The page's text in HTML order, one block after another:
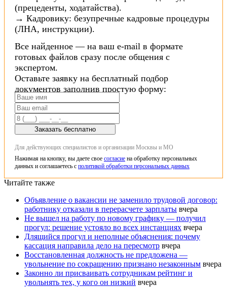
(прецеденты, ходатайства).
→ Кадровику: безупречные кадровые процедуры
(ЛНА, инструкции).
Все найденное — на ваш e-mail в формате
готовых файлов сразу после общения с
экспертом.
Оставьте заявку на бесплатный подбор
документов заполнив простую форму:
Заказать бесплатно
Для действующих специалистов и организации Москвы и МО
Нажимая на кнопку, вы даете свое согласие на обработку персональных
данных и соглашаетесь с политикой обработки персональных данных
Читайте также
Объявление о вакансии не заменило трудовой договор:
работнику отказали в перерасчете зарплаты вчера
Не вышел на работу по новому графику — получил
прогул: решение устояло во всех инстанциях вчера
Длящийся прогул и неполные объяснения: почему
кассация направила дело на пересмотр вчера
Восстановленная должность не предложена —
увольнение по сокращению признано незаконным вчера
Законно ли присваивать сотрудникам рейтинг и
увольнять тех, у кого он низкий вчера